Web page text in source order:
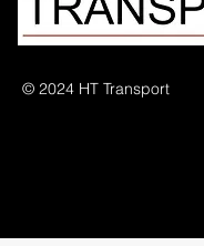
© 2024 HT Transport